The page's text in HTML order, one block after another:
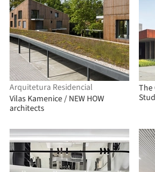
Arquitetura Residencial
Vilas Kamenice / NEW HOW
architects
The